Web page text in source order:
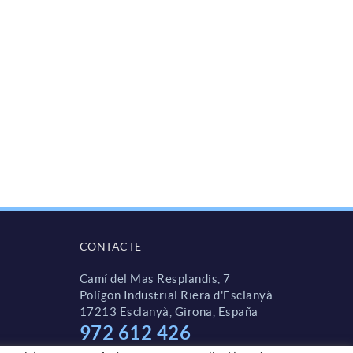
CONTACTE
Camí del Mas Resplandis, 7
Polígon Industrial Riera d'Esclanyà
17213 Esclanyà, Girona, España
972 612 426